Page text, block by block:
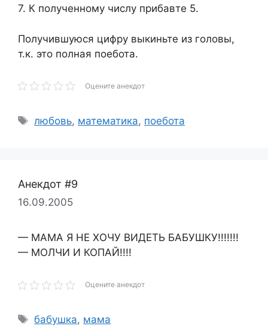
7. К полученному числу прибавте 5.
Получившуюся цифру выкиньте из головы,
т.к. это полная поебота.
Оцените анекдот
Метки
любовь, математика, поебота
Анекдот #9
16.09.2005
— МАМА Я НЕ ХОЧУ ВИДЕТЬ БАБУШКУ!!!!!!!
— МОЛЧИ И КОПАЙ!!!!
Оцените анекдот
Метки
бабушка, мама